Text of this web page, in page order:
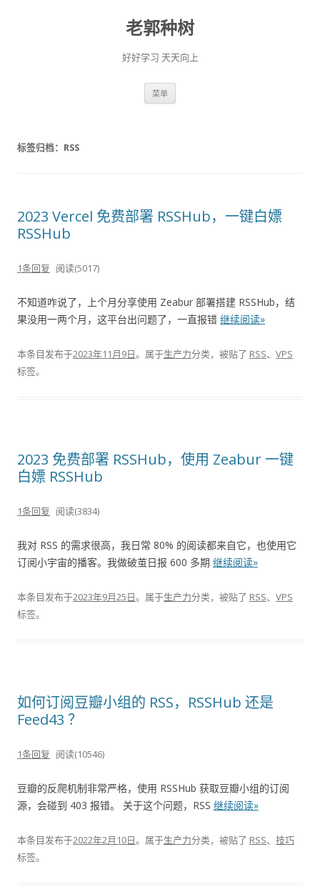
老郭种树
好好学习 天天向上
菜单
标签归档： RSS
2023 Vercel 免费部署 RSSHub，一键白嫖
RSSHub
1条回复 阅读(5017)
不知道咋说了，上个月分享使用 Zeabur 部署搭建 RSSHub，结
果没用一两个月，这平台出问题了，一直报错 继续阅读»
本条目发布于2023年11月9日。属于生产力分类，被贴了 RSS、 VPS
标签。
2023 免费部署 RSSHub，使用 Zeabur 一键
白嫖 RSSHub
1条回复 阅读(3834)
我对 RSS 的需求很高，我日常 80% 的阅读都来自它，也使用它
订阅小宇宙的播客。我做破茧日报 600 多期 继续阅读»
本条目发布于2023年9月25日。属于生产力分类，被贴了 RSS、 VPS
标签。
如何订阅豆瓣小组的 RSS，RSSHub 还是
Feed43 ？
1条回复 阅读(10546)
豆瓣的反爬机制非常严格，使用 RSSHub 获取豆瓣小组的订阅
源，会碰到 403 报错。 关于这个问题，RSS 继续阅读»
本条目发布于2022年2月10日。属于生产力分类，被贴了 RSS、 技巧
标签。